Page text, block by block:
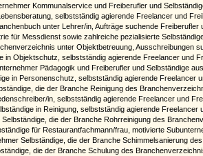
Kommunalservice und Freiberufler und
selbstständig agierende Freelancer und
unter Lehrer/in, Aufträge suchende
für Messdienst sowie zahlreiche pezialisierte
unter Objektbetreuung, Ausschreibungen
in Objektschutz, selbstständig agierende Freelancer und
Pädagogik und Freiberufler und Selbständige
in Personenschutz, selbstständig agierende Freelancer
die der Branche Reinigung des
in, selbstständig agierende Freelancer und
in Reinigung, selbstständig agierende
die der Branche Rohrreinigung des
für Restaurantfachmann/frau, motivierte
Selbständige, die der Branche Schimmelsanierung
die der Branche Schulung des